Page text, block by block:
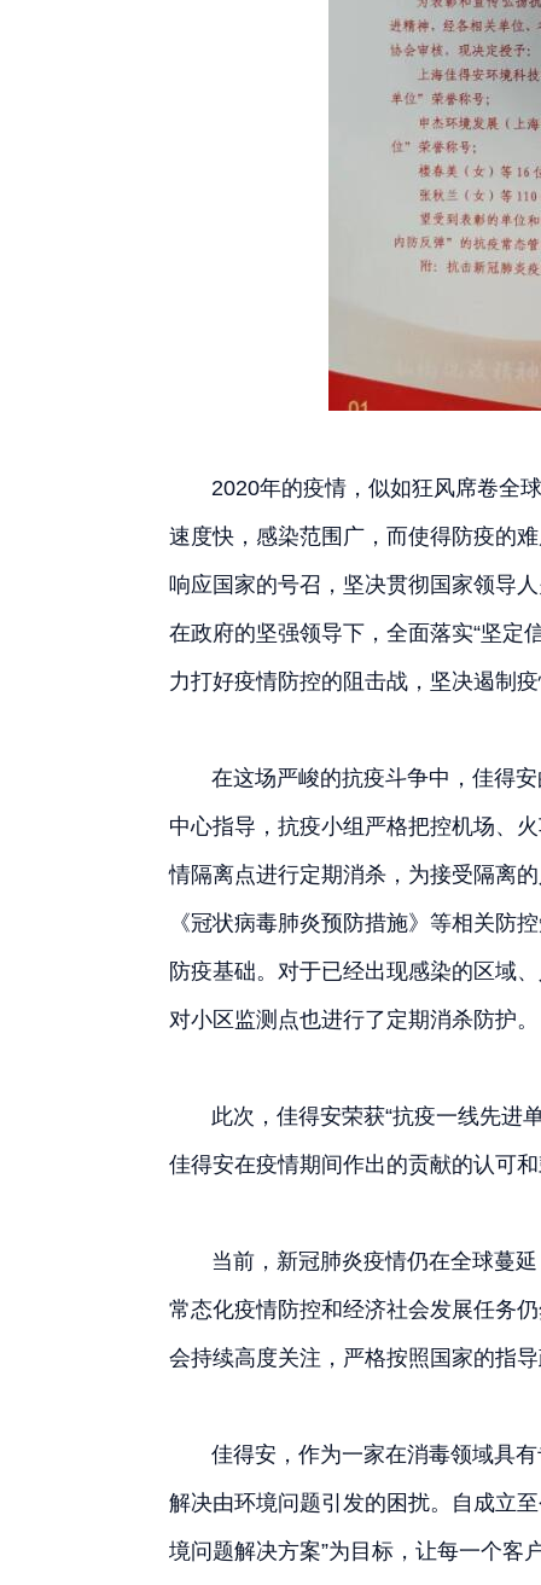
2020年的疫情，似如狂风席卷全球
速度快，感染范围广，而使得防疫的
响应国家的号召，坚决贯彻国家领导
在政府的坚强领导下，全面落实“坚定
力打好疫情防控的阻击战，坚决遏制
在这场严峻的抗疫斗争中，佳得安
中心指导，抗疫小组严格把控机场、
情隔离点进行定期消杀，为接受隔离
《冠状病毒肺炎预防措施》等相关防
防疫基础。对于已经出现感染的区域
对小区监测点也进行了定期消杀防护。
此次，佳得安荣获“抗疫一线先进
佳得安在疫情期间作出的贡献的认可
当前，新冠肺炎疫情仍在全球蔓延
常态化疫情防控和经济社会发展任务
会持续高度关注，严格按照国家的指
佳得安，作为一家在消毒领域具有
解决由环境问题引发的困扰。自成立
境问题解决方案”为目标，让每一个客